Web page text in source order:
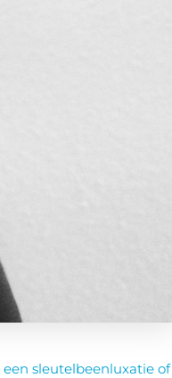
een sleutelbeenluxatie of